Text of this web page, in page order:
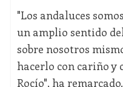
"Los andaluces
un amplio sentido
sobre nosotros
hacerlo con cariño y
Rocío", ha remarcado.